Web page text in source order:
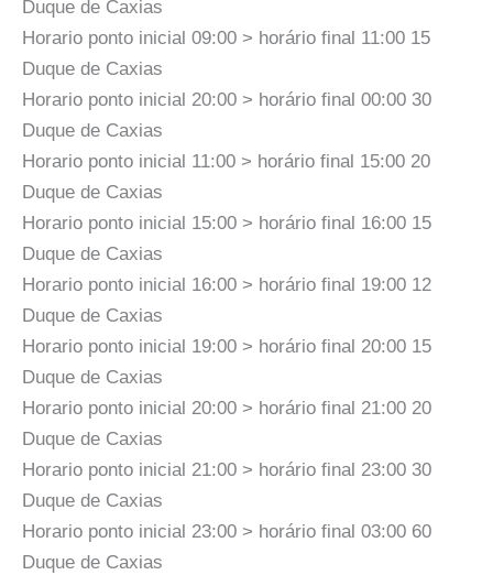
Duque de Caxias
Horario ponto inicial 09:00 > horário final 11:00 15
Duque de Caxias
Horario ponto inicial 20:00 > horário final 00:00 30
Duque de Caxias
Horario ponto inicial 11:00 > horário final 15:00 20
Duque de Caxias
Horario ponto inicial 15:00 > horário final 16:00 15
Duque de Caxias
Horario ponto inicial 16:00 > horário final 19:00 12
Duque de Caxias
Horario ponto inicial 19:00 > horário final 20:00 15
Duque de Caxias
Horario ponto inicial 20:00 > horário final 21:00 20
Duque de Caxias
Horario ponto inicial 21:00 > horário final 23:00 30
Duque de Caxias
Horario ponto inicial 23:00 > horário final 03:00 60
Duque de Caxias